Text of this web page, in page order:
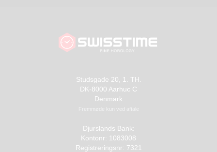
Studsgade 20, 1. TH.
DK-8000 Aarhuc C
Denmark
Fremmøde kun ved aftale
Djurslands Bank:
Kontonr: 1083008
Registreringsnr: 7321